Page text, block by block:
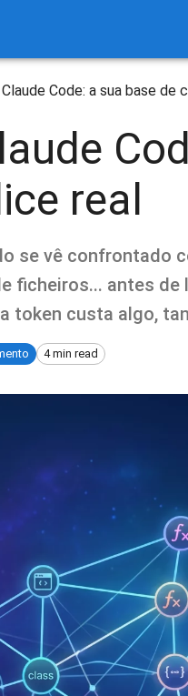
Code: a sua base de
real
se vê
ficheiros... antes
token custa algo,
4 min read